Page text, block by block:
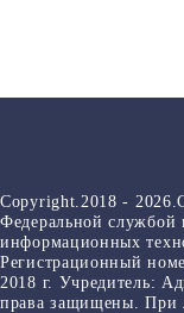
Copyright.2018 -
Федеральной службой
информационных
Регистрационный
2018 г. Учредитель:
права защищены. При